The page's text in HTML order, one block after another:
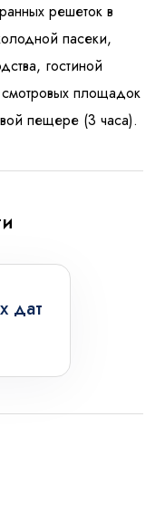
решеток в
пасеки,
гостиной
площадок
пещере (3 часа).
дат